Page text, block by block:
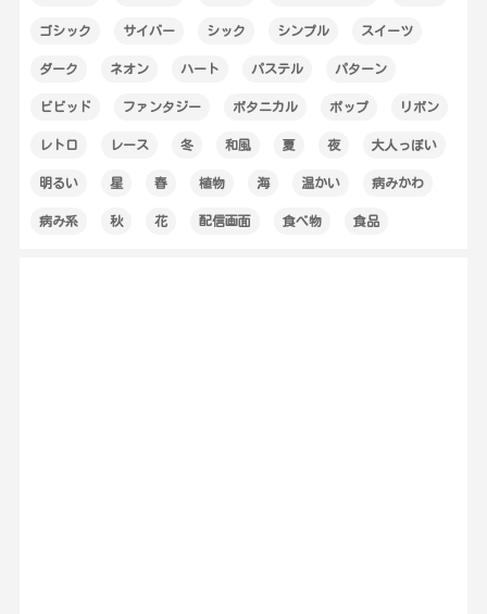
ゴシック サイバー シック シンプル スイーツ
ダーク ネオン ハート パステル パターン
ビビッド ファンタジー ボタニカル ポップ リボン
レトロ レース 冬 和風 夏 夜 大人っぽい
明るい 星 春 植物 海 温かい 病みかわ
病み系 秋 花 配信画面 食べ物 食品